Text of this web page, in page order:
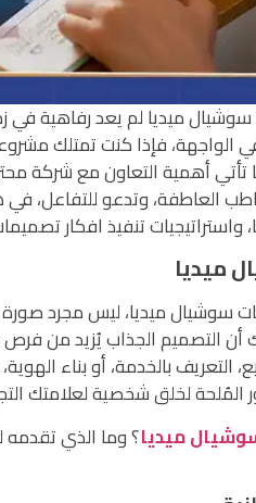
ميديا لم يعد رفاهية في
في الواجهة، فإذا كنت تمتلك
أهمية التعاون مع شركة
العاطفة، وتدعو للتفاعل،
واستراتيجيات تنفيذ افكار
ميديا
سوشيال ميديا، ليس مجرد
التصميم الجذاب يُزيد من
بالخدمة، أو بناء
لخلق شخصية لعلامتك
ميديا؟ وما الذي